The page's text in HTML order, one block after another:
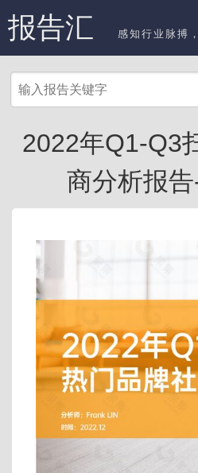
报告汇 感知行业脉搏
2022年Q1-Q3
商分析报